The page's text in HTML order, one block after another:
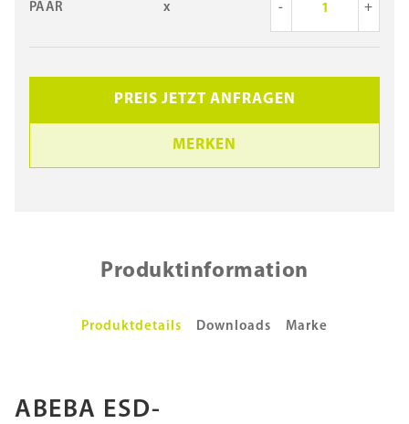
PAAR x - +
PREIS JETZT ANFRAGEN
MERKEN
Produktinformation
Produktdetails Downloads Marke
ABEBA ESD-